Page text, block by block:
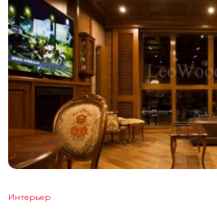
Интерьер